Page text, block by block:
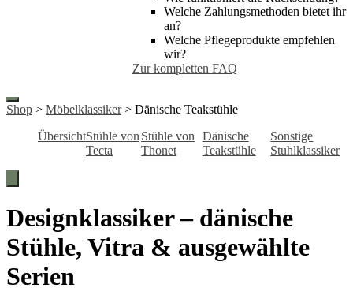
Welche Zahlungsmethoden bietet ihr
an?
Welche Pflegeprodukte empfehlen
wir?
Zur kompletten FAQ
Shop > Möbelklassiker> Dänische Teakstühle
ÜbersichtStühle von
Tecta
Stühle von
Thonet
Dänische
Teakstühle
Sonstige
Stuhlklassiker
Designklassiker – dänische
Stühle, Vitra & ausgewählte
Serien